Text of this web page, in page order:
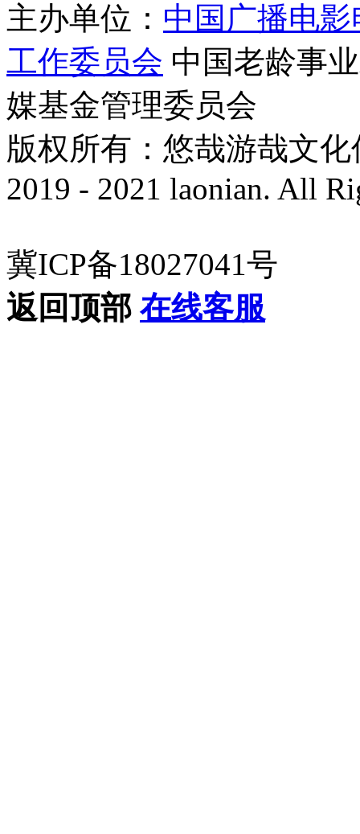
主办单位： 中国广播电
工作委员会 中国老龄事
媒基金管理委员会
版权所有：悠哉游哉文
2019 - 2021 laonian. All
冀ICP备18027041号
返回顶部 在线客服